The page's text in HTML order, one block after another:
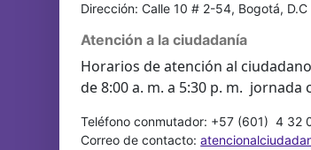
Dirección: Calle 10 # 2-54, Bogotá, D.C
Atención a la ciudadanía
Horarios de atención al
de 8:00 a. m. a 5:30 p. m. jornada
Teléfono conmutador: +57 (601) 4 32
Correo de contacto: